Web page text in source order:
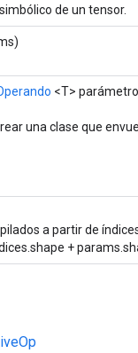
de un tensor.
<T>
una clase que
a partir de
+